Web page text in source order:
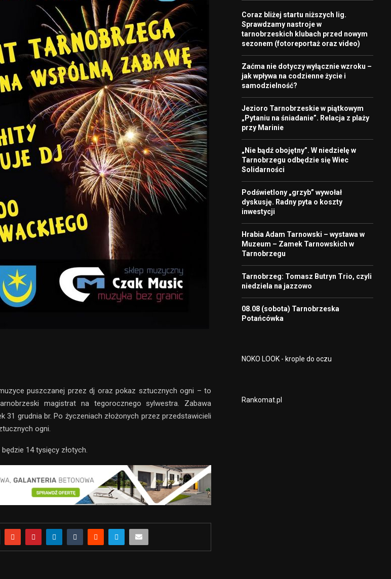
puszczanej przez dj oraz pokaz sztucznych ogni – to
magistrat na tegorocznego sylwestra. Zabawa
31 grudnia br. Po życzeniach złożonych przez przedstawicieli
ogni.
14 tysięcy złotych.
Coraz bliżej startu niższych lig.
Sprawdzamy nastroje w
tarnobrzeskich klubach przed nowym
sezonem (fotoreportaż oraz video)
Zaćma nie dotyczy wyłącznie wzroku –
jak wpływa na codzienne życie i
samodzielność?
Jezioro Tarnobrzeskie w piątkowym
„Pytaniu na śniadanie”. Relacja z plaży
przy Marinie
„Nie bądź obojętny”. W niedzielę w
Tarnobrzegu odbędzie się Wiec
Solidarności
Podświetlony „grzyb” wywołał
dyskusję. Radny pyta o koszty
inwestycji
Hrabia Adam Tarnowski – wystawa w
Muzeum – Zamek Tarnowskich w
Tarnobrzegu
Tarnobrzeg: Tomasz Butryn Trio, czyli
niedziela na jazzowo
08.08 (sobota) Tarnobrzeska
Potańcówka
NOKO LOOK - krople do oczu
Rankomat.pl